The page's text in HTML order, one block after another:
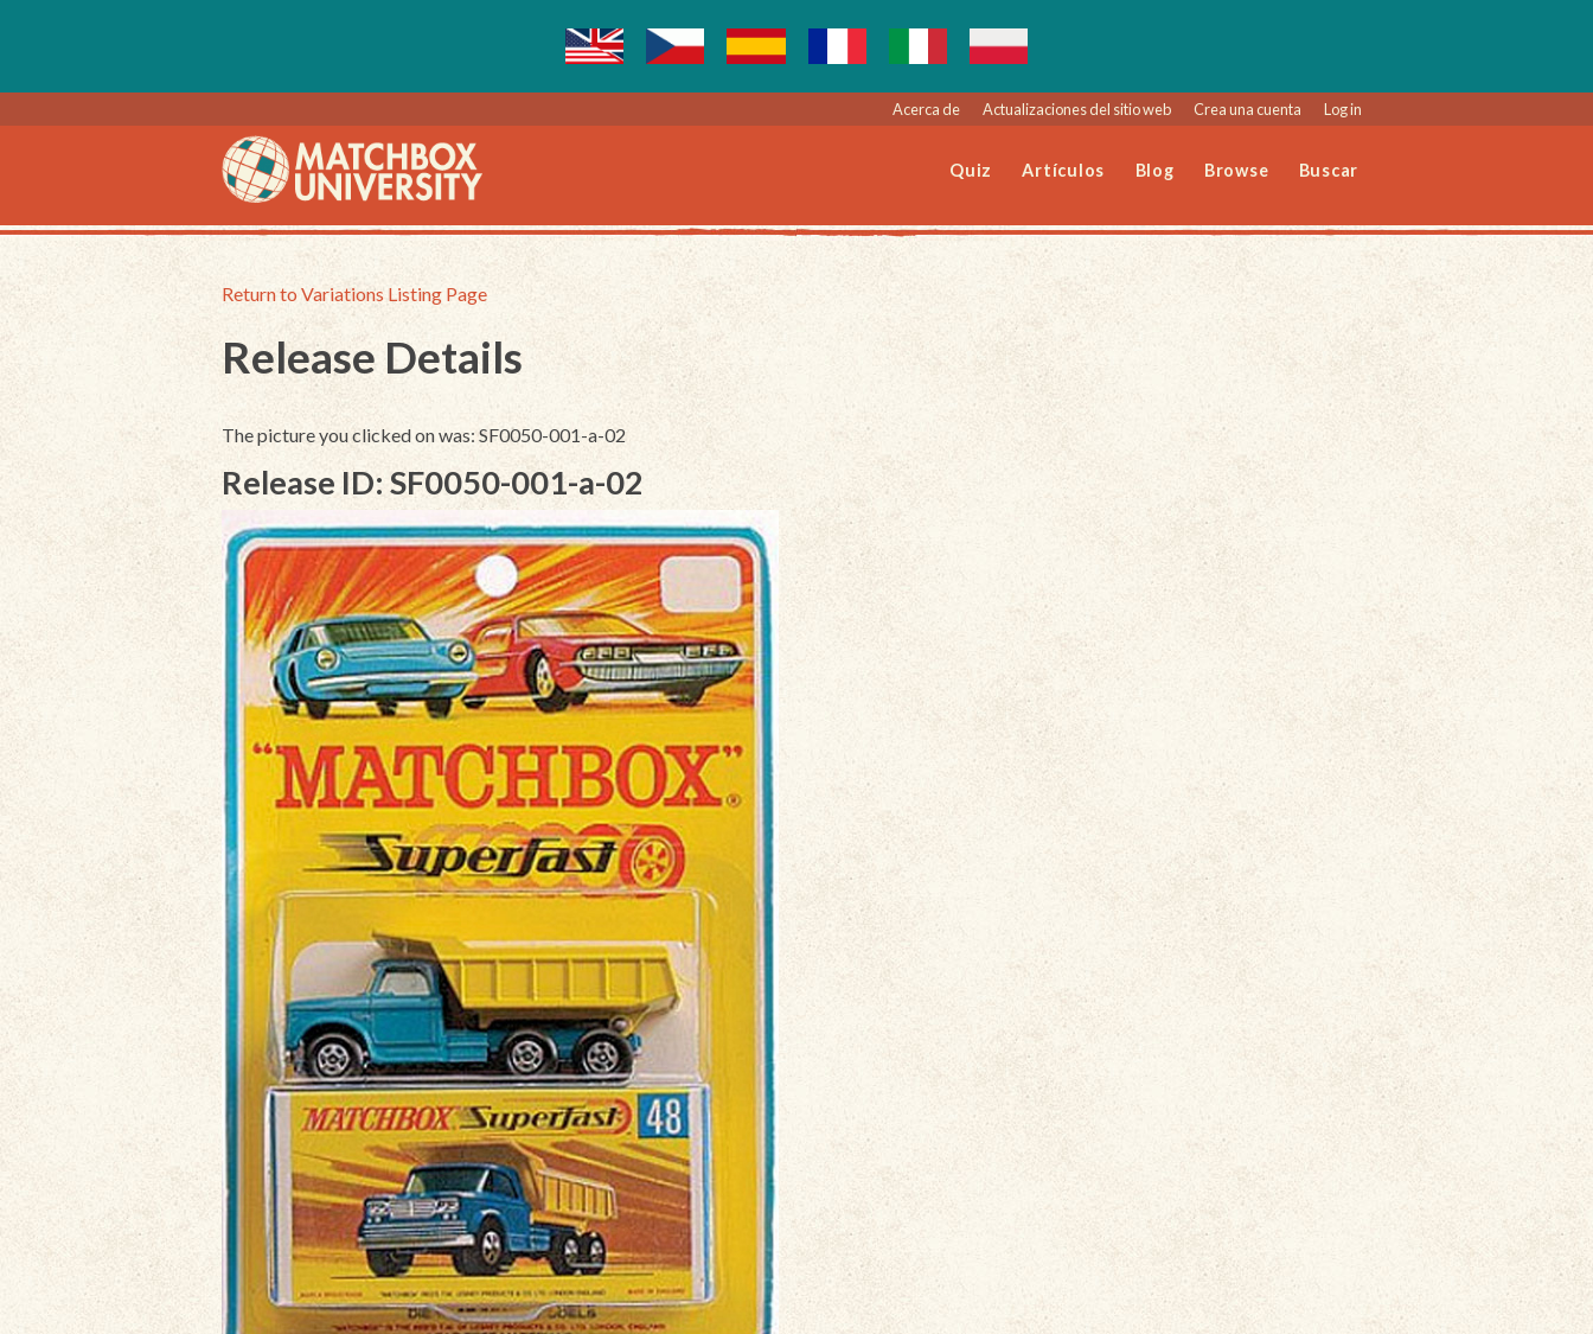
Acerca de Actualizaciones del sitio web Crea una cuenta Log in
Quiz Artículos Blog Browse Buscar
Return to Variations Listing Page
Release Details
The picture you clicked on was: SF0050-001-a-02
Release ID: SF0050-001-a-02